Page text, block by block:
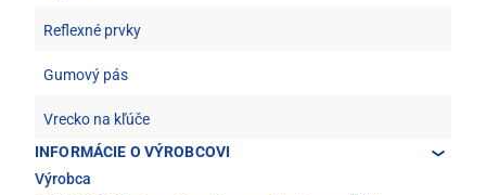
Reflexné prvky
Gumový pás
Vrecko na kľúče
INFORMÁCIE O VÝROBCOVI
Výrobca